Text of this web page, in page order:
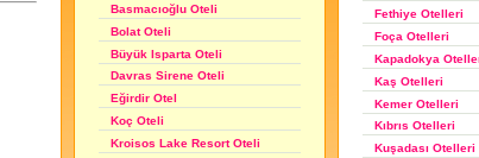
Basmacıoğlu Oteli
Bolat Oteli
Büyük Isparta Oteli
Davras Sirene Oteli
Eğirdir Otel
Koç Oteli
Kroisos Lake Resort Oteli
Fethiye Otelleri
Foça Otelleri
Kapadokya
Kaş Otelleri
Kemer Otelleri
Kıbrıs Otelleri
Kuşadası Otelleri